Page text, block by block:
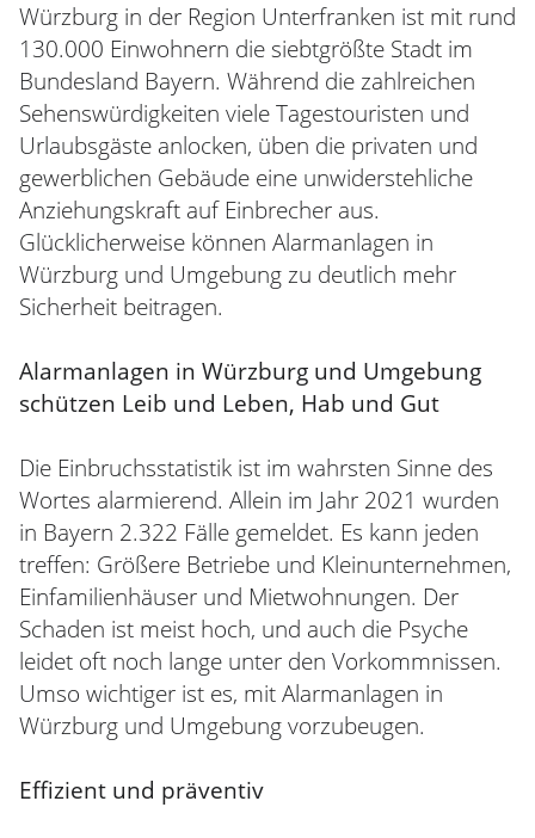
Würzburg in der Region Unterfranken ist mit rund
130.000 Einwohnern die siebtgrößte Stadt im
Bundesland Bayern. Während die zahlreichen
Sehenswürdigkeiten viele Tagestouristen und
Urlaubsgäste anlocken, üben die privaten und
gewerblichen Gebäude eine unwiderstehliche
Anziehungskraft auf Einbrecher aus.
Glücklicherweise können Alarmanlagen in
Würzburg und Umgebung zu deutlich mehr
Sicherheit beitragen.
Alarmanlagen in Würzburg und Umgebung
schützen Leib und Leben, Hab und Gut
Die Einbruchsstatistik ist im wahrsten Sinne des
Wortes alarmierend. Allein im Jahr 2021 wurden
in Bayern 2.322 Fälle gemeldet. Es kann jeden
treffen: Größere Betriebe und Kleinunternehmen,
Einfamilienhäuser und Mietwohnungen. Der
Schaden ist meist hoch, und auch die Psyche
leidet oft noch lange unter den Vorkommnissen.
Umso wichtiger ist es, mit Alarmanlagen in
Würzburg und Umgebung vorzubeugen.
Effizient und präventiv